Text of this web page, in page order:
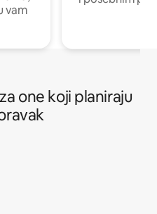
vam
one koji planiraju